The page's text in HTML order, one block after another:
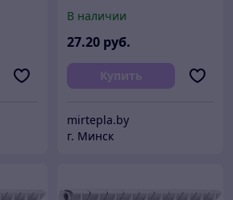
В наличии
27.20 руб.
Купить
mirtepla.by
г. Минск